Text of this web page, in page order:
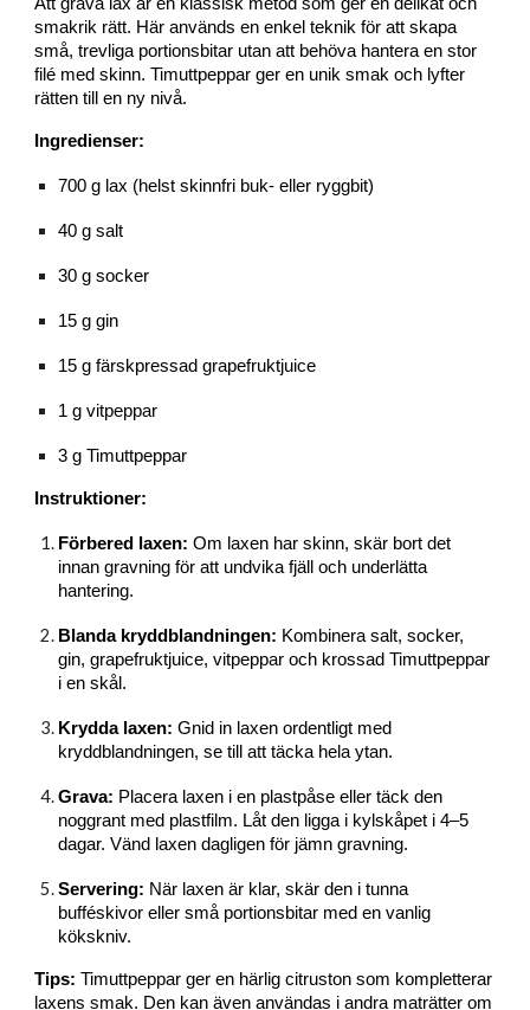
smakrik rätt. Här används en enkel teknik för att skapa
små, trevliga portionsbitar utan att behöva hantera en stor
filé med skinn. Timuttpeppar ger en unik smak och lyfter
rätten till en ny nivå.
Ingredienser:
700 g lax (helst skinnfri buk- eller ryggbit)
40 g salt
30 g socker
15 g gin
15 g färskpressad grapefruktjuice
1 g vitpeppar
3 g Timuttpeppar
Instruktioner:
Förbered laxen: Om laxen har skinn, skär bort det
innan gravning för att undvika fjäll och underlätta
hantering.
Blanda kryddblandningen: Kombinera salt, socker,
gin, grapefruktjuice, vitpeppar och krossad Timuttpeppar
i en skål.
Krydda laxen: Gnid in laxen ordentligt med
kryddblandningen, se till att täcka hela ytan.
Grava: Placera laxen i en plastpåse eller täck den
noggrant med plastfilm. Låt den ligga i kylskåpet i 4–5
dagar. Vänd laxen dagligen för jämn gravning.
Servering: När laxen är klar, skär den i tunna
bufféskivor eller små portionsbitar med en vanlig
kökskniv.
Tips: Timuttpeppar ger en härlig citruston som kompletterar
laxens smak. Den kan även användas i andra maträtter om